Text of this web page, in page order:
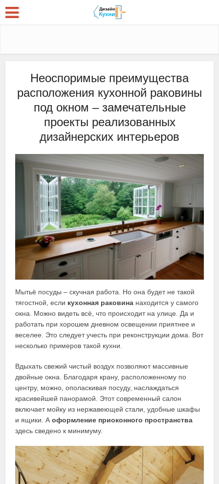
Неоспоримые преимущества
расположения кухонной раковины
под окном – замечательные
проекты реализованных
дизайнерских интерьеров
Мытьё посуды – скучная работа. Но она будет не такой
тягостной, если кухонная раковина находится у самого
окна. Можно видеть всё, что происходит на улице. Да и
работать при хорошем дневном освещении приятнее и
веселее. Это следует учесть при реконструкции дома. Вот
несколько примеров такой кухни.
Вдыхать свежий чистый воздух позволяют массивные
двойные окна. Благодаря крану, расположенному по
центру, можно, ополаскивая посуду, наслаждаться
красивейшей панорамой. Этот современный салон
включает мойку из нержавеющей стали, удобные шкафы
и ящики. А оформление приоконного пространства
здесь сведено к минимуму.